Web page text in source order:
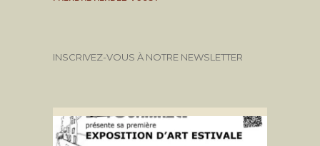
INSCRIVEZ-VOUS À NOTRE NEWSLETTER